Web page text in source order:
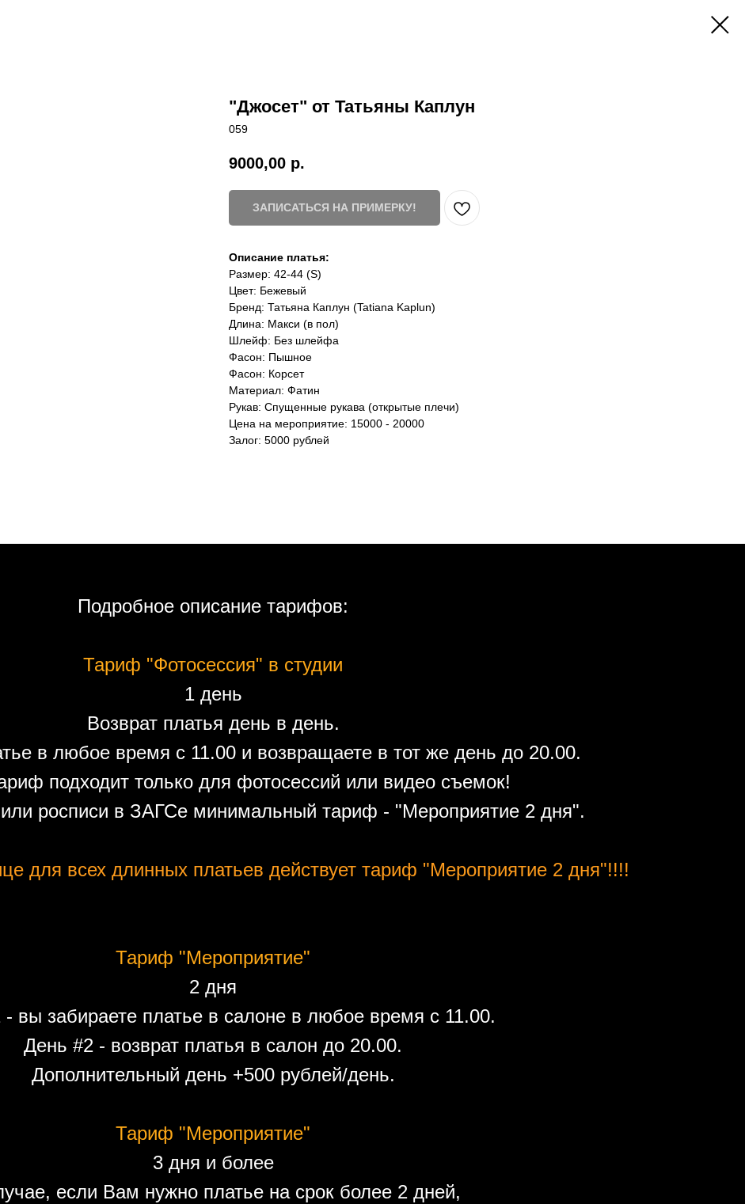
"Джосет" от Татьяны Каплун
059
9000,00 р.
ЗАПИСАТЬСЯ НА ПРИМЕРКУ!
Описание платья:
Размер: 42-44 (S)
Цвет: Бежевый
Бренд: Татьяна Каплун (Tatiana Kaplun)
Длина: Макси (в пол)
Шлейф: Без шлейфа
Фасон: Пышное
Фасон: Корсет
Материал: Фатин
Рукав: Спущенные рукава (открытые плечи)
Цена на мероприятие: 15000 - 20000
Залог: 5000 рублей
Подробное описание тарифов:
Тариф "Фотосессия" в студии
1 день
Возврат платья день в день.
в любое время с 11.00 и возвращаете в тот же день до 20.00.
подходит только для фотосессий или видео съемок!
росписи в ЗАГСе минимальный тариф - "Мероприятие 2 дня".
для всех длинных платьев действует тариф "Мероприятие 2 дня"!!!!
Тариф "Мероприятие"
2 дня
вы забираете платье в салоне в любое время с 11.00.
День #2 - возврат платья в салон до 20.00.
Дополнительный день +500 рублей/день.
Тариф "Мероприятие"
3 дня и более
если Вам нужно платье на срок более 2 дней,